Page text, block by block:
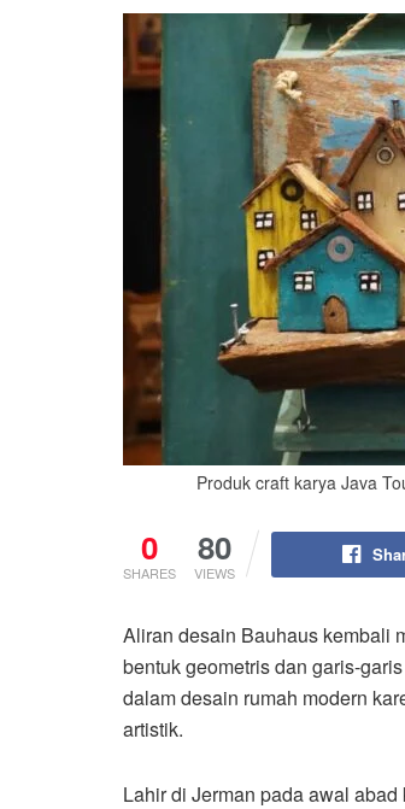
Produk craft karya Java
0
SHARES
80
VIEWS
Aliran desain Bauhaus kembali
bentuk geometris dan garis-
dalam desain rumah modern
artistik.
Lahir di Jerman pada awal